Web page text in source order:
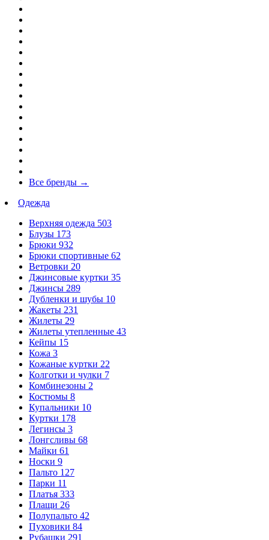
Все бренды →
Одежда
Верхняя одежда 503
Блузы 173
Брюки 932
Брюки спортивные 62
Ветровки 20
Джинсовые куртки 35
Джинсы 289
Дубленки и шубы 10
Жакеты 231
Жилеты 29
Жилеты утепленные 43
Кейпы 15
Кожа 3
Кожаные куртки 22
Колготки и чулки 7
Комбинезоны 2
Костюмы 8
Купальники 10
Куртки 178
Легинсы 3
Лонгсливы 68
Майки 61
Носки 9
Пальто 127
Парки 11
Платья 333
Плащи 26
Полупальто 42
Пуховики 84
Рубашки 291